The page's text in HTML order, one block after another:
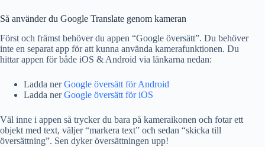
Så använder du Google Translate genom kameran
Först och främst behöver du appen “Google översätt”. Du behöver
inte en separat app för att kunna använda kamerafunktionen. Du
hittar appen för både iOS & Android via länkarna nedan:
Ladda nerGoogle översätt för Android
Ladda nerGoogle översätt för iOS
Väl inne i appen så trycker du bara på kameraikonen och fotar ett
objekt med text, väljer “markera text” och sedan “skicka till
översättning”. Sen dyker översättningen upp!